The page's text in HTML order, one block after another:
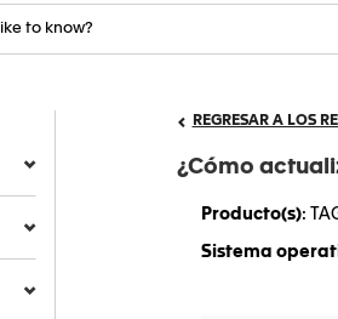
REGRESAR A LOS
¿Cómo
Producto(s):
Sistema